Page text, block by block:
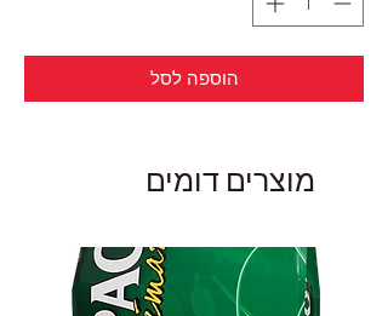
הוספה לסל
מוצרים דומים